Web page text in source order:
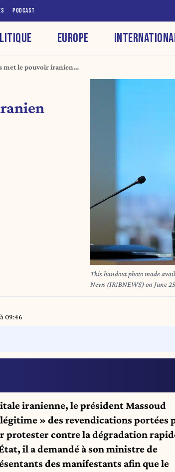
PODCAST
EUROPE
met le pouvoir iranien
This handout photo made
News (IRIBNEWS) on June
in a televised election debate
vying in the June 28 snap
died in a helicopter crash on
09:46
iranienne, le président Massoud
» des revendications portées
protester contre la dégradation
il a demandé à son ministre de
des manifestants afin que le